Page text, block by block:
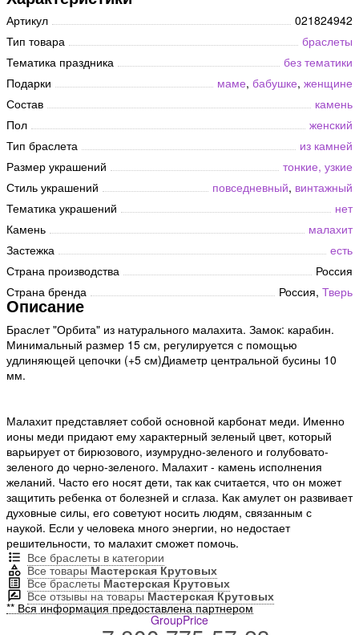
Артикул
021824942
Тип товара
браслеты
Тематика праздника
без тематики
Подарки
маме, бабушке, женщине
Состав
камень
Пол
женский
Тип браслета
из камней
Размер украшений
тонкие, узкие
Стиль украшений
повседневный, винтажный
Тематика украшений
нет
Камень
малахит
Застежка
есть
Страна производства
Россия
Страна бренда
Россия, Тверь
Описание
Браслет "Орбита" из натурального малахита. Замок: карабин.
Минимальный размер 15 см, регулируется с помощью
удлиняющей цепочки (+5 см)Диаметр центральной бусины 10
мм.
Малахит представляет собой основной карбонат меди. Именно
ионы меди придают ему характерный зеленый цвет, который
варьирует от бирюзового, изумрудно-зеленого и голубовато-
зеленого до черно-зеленого. Малахит - камень исполнения
желаний. Часто его носят дети, так как считается, что он может
защитить ребенка от болезней и сглаза. Как амулет он развивает
духовные силы, его советуют носить людям, связанным с
наукой. Если у человека много энергии, но недостает
решительности, то малахит сможет помочь.
Все браслеты в категории
Все товарыМастерская Крутовых
Все браслетыМастерская Крутовых
Все отзывы на товарыМастерская Крутовых
** Вся информация предоставлена партнером
GroupPrice